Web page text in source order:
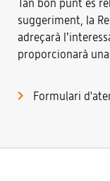
Tan bon punt es
suggeriment, la
adreçarà
proporcionarà una
Formulari